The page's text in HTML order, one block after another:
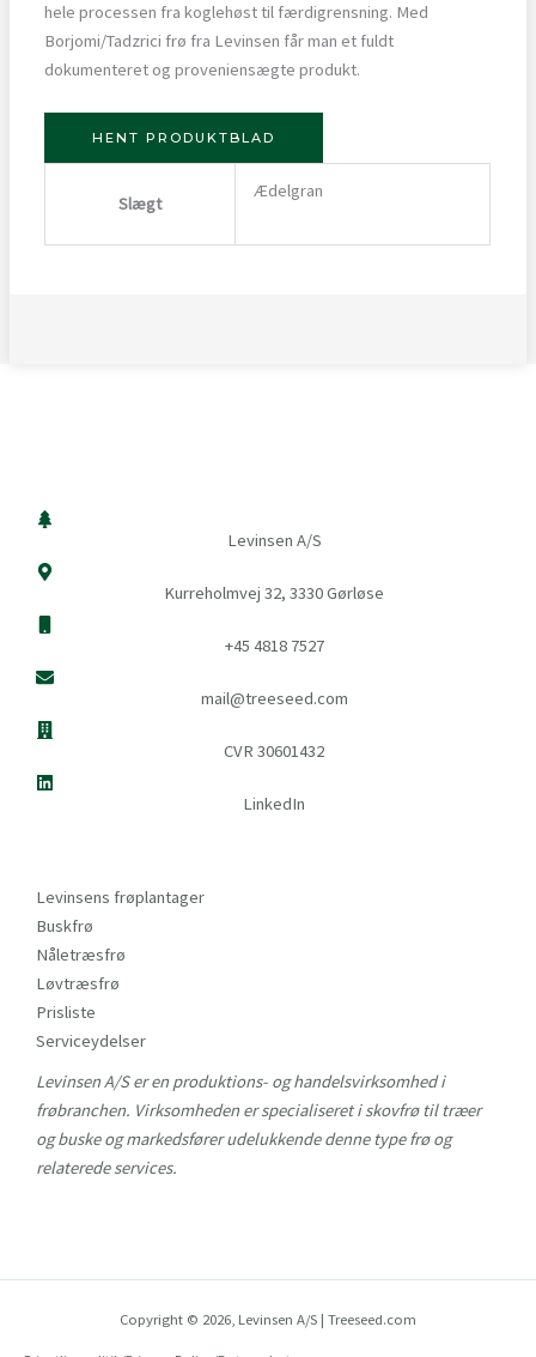
hele processen fra koglehøst til færdigrensning. Med
Borjomi/Tadzrici frø fra Levinsen får man et fuldt
dokumenteret og proveniensægte produkt.
HENT PRODUKTBLAD
Slægt
Ædelgran
Levinsen A/S
Kurreholmvej 32, 3330 Gørløse
+45 4818 7527
mail@treeseed.com
CVR 30601432
LinkedIn
Levinsens frøplantager
Buskfrø
Nåletræsfrø
Løvtræsfrø
Prisliste
Serviceydelser
Levinsen A/S er en produktions- og handelsvirksomhed i
frøbranchen. Virksomheden er specialiseret i skovfrø til træer
og buske og markedsfører udelukkende denne type frø og
relaterede services.
Copyright © 2026, Levinsen A/S | Treeseed.com